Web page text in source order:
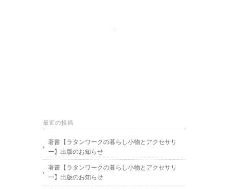
最近の投稿
著書【ラタンワークの暮らし小物とアクセサリ
ー】出版のお知らせ
著書【ラタンワークの暮らし小物とアクセサリ
ー】出版のお知らせ